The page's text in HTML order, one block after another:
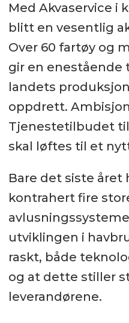
Med Akvaservice i
blitt en vesentlig
Over 60 fartøy og
gir en
landets
oppdrett.
Tjenestetilbudet
skal løftes til et
Bare det siste året
kontrahert fire
utviklingen i
raskt, både
og at dette stiller
leverandørene.